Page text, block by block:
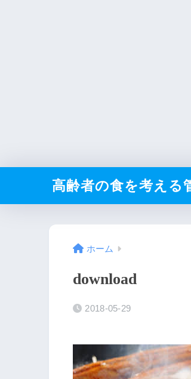
高齢者の食を考える
ホーム
download
2018-05-29